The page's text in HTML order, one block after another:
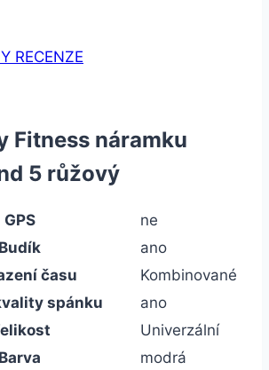
RECENZE
Fitness náramku
5 růžový
GPS
ne
Budík
ano
času
Kombinované
spánku
ano
Univerzální
Barva
modrá